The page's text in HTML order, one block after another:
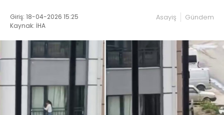
Giriş: 18-04-2026 15:25
Kaynak: İHA
Asayiş Gündem